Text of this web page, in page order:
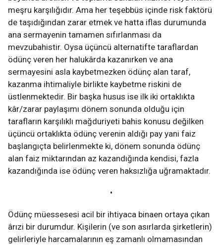
meşru karşılığıdır. Ama her teşebbüs içinde risk faktörü
de taşıdığından zarar etmek ve hatta iflas durumunda
ana sermayenin tamamen sıfırlanması da
mevzubahistir. Oysa üçüncü alternatifte taraflardan
ödünç veren her halukârda kazanırken ve ana
sermayesini asla kaybetmezken ödünç alan taraf,
kazanma ihtimaliyle birlikte kaybetme riskini de
üstlenmektedir. Bir başka husus ise ilk iki ortaklıkta
kâr/zarar paylaşımı dönem sonunda olduğu için
tarafların karşılıklı mağduriyeti bahis konusu değilken
üçüncü ortaklıkta ödünç verenin aldığı pay yani faiz
başlangıçta belirlenmekte ki, dönem sonunda ödünç
alan faiz miktarından az kazandığında kendisi, fazla
kazandığında ise ödünç veren haksızlığa uğramaktadır.
•
Ödünç müessesesi acil bir ihtiyaca binaen ortaya çıkan
ârızi bir durumdur. Kişilerin (ve son asırlarda şirketlerin)
gelirleriyle harcamalarının eş zamanlı olmamasından